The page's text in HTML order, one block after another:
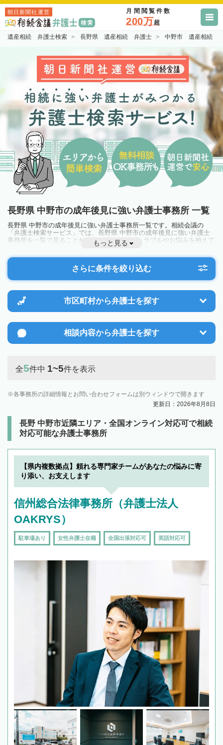
朝日新聞社運営 月間閲覧件数
200万超
遺産相続 弁護士検索 長野県 遺産相続 弁護士 中野市 遺産相続
長野県 中野市の成年後見に強い弁護士事務所 一覧
長野県 中野市の成年後見に強い弁護士事務所一覧です。相続会議の
「弁護士検索サービス」では、長野県 中野市の成年後見に強い弁護士
事務所を一覧で見ることが出来ます。相続のトラブルやお悩みを抱えて
いる方は一度近隣の弁護士に相談してみましょう。
もっと見る
さらに条件を絞り込む
市区町村から弁護士を探す
相談内容から弁護士を探す
全5件中 1~5件を表示
各事務所の詳細情報とお問い合わせフォームは別ウィンドウで開きます
更新日：2026年8月8日
長野 中野市近隣エリア・全国オンライン対応可で相続
対応可能な弁護士事務所
【県内複数拠点】頼れる専門家チームがあなたの悩みに寄
り添い、お支えします
信州総合法律事務所（弁護士法人
OAKRYS）
駐車場あり 女性弁護士在籍 全国出張対応可 英語対応可